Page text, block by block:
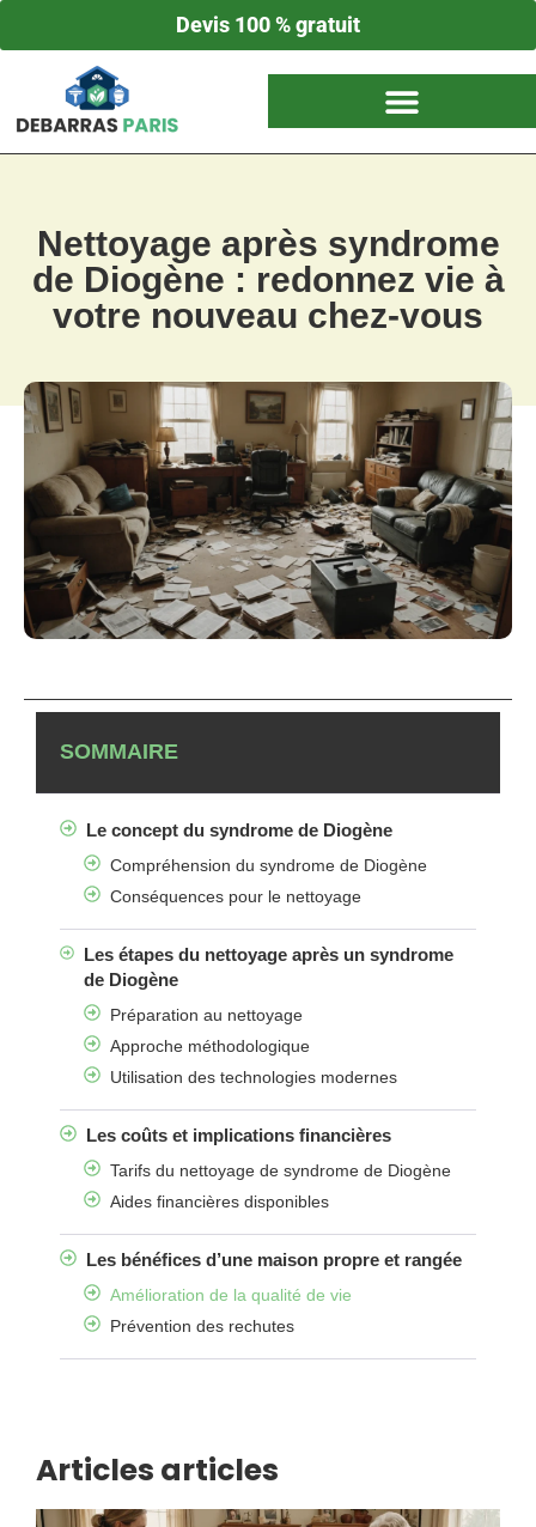
Devis 100 % gratuit
Nettoyage après syndrome
de Diogène : redonnez vie à
votre nouveau chez-vous
SOMMAIRE
Le concept du syndrome de Diogène
Compréhension du syndrome de Diogène
Conséquences pour le nettoyage
Les étapes du nettoyage après un syndrome
de Diogène
Préparation au nettoyage
Approche méthodologique
Utilisation des technologies modernes
Les coûts et implications financières
Tarifs du nettoyage de syndrome de Diogène
Aides financières disponibles
Les bénéfices d’une maison propre et rangée
Amélioration de la qualité de vie
Prévention des rechutes
Articles articles